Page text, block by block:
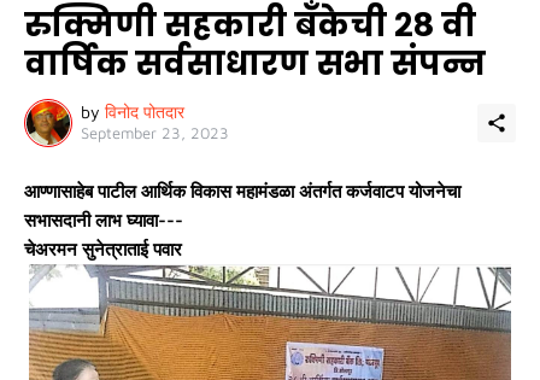
रुक्मिणी सहकारी बँकेची २८ वी
वार्षिक सर्वसाधारण सभा संपन्न
by विनोद पोतदार
September 23, 2023
आण्णासाहेब पाटील आर्थिक विकास महामंडळा अंतर्गत कर्जवाटप योजनेचा
सभासदानी लाभ घ्यावा---
चेअरमन सुनेत्राताई पवार